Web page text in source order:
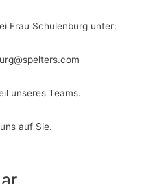
Frau Schulenburg unter:
unseres Teams.
auf Sie.